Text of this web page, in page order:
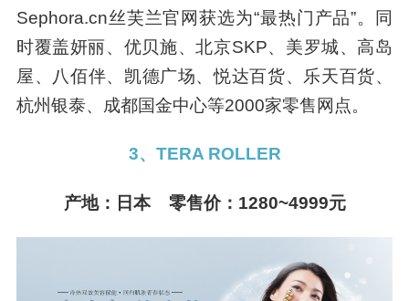
Sephora.cn丝芙兰官网获选为“最热门产品”。同
时覆盖妍丽、优贝施、北京SKP、美罗城、高岛
屋、八佰伴、凯德广场、悦达百货、乐天百货、
杭州银泰、成都国金中心等2000家零售网点。
3、TERA ROLLER
产地：日本 零售价：1280~4999元